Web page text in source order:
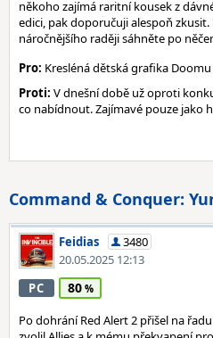
někoho zajímá raritní kousek z
edici, pak doporučuji alespoň
náročnějšího raději sáhněte po
Pro: Kresléná dětská grafika
Proti: V dnešní době už oproti
co nabídnout. Zajímavé pouze jako
Command & Conquer:
Feidias
3480
20.05.2025 12:13
PC 80
Po dohrání Red Alert 2 přišel na